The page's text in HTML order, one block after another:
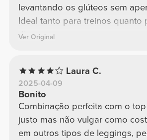
levantando os glúteos sem
Ideal tanto para treinos quanto
dia.
Ver Original
Laura C.
2025-04-09
Bonito
Combinação perfeita com o
justo mas não vulgar como
em outros tipos de leggings,